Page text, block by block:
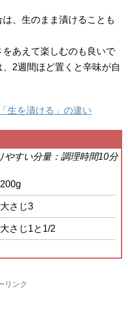
、生のまま漬けることも
あえて楽しむのも良いで
2週間ほど置くと辛味が自
生を漬ける」の違い
やすい分量：調理時間10分
200g
大さじ3
大さじ1と1/2
リンク